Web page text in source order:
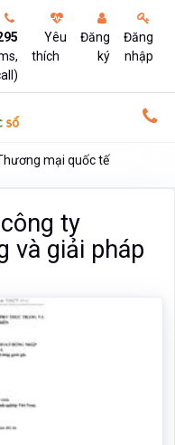
Yêu
thích
Đăng
ký
Đăng
nhập
mại quốc tế
ty
và giải pháp